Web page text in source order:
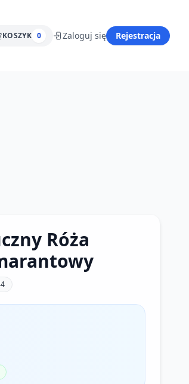
KOSZYK 0 Zaloguj się Rejestracja
Róża